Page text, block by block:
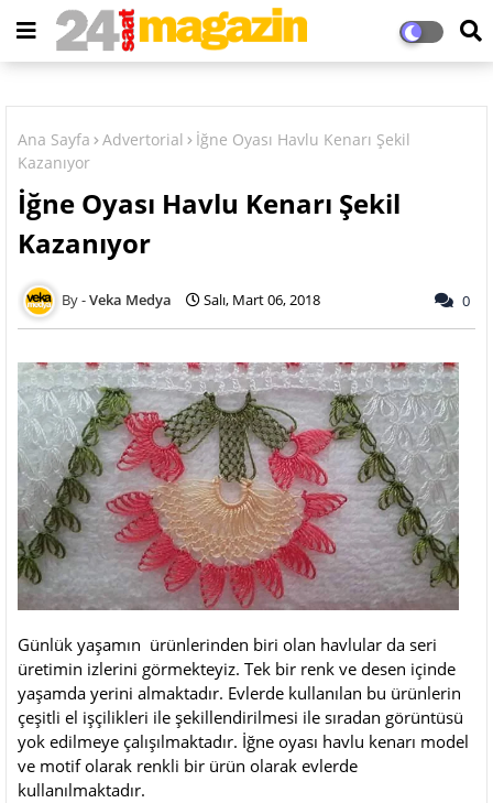
Ana Sayfa Advertorial
İğne Oyası Havlu Kenarı Şekil
Kazanıyor
İğne Oyası Havlu Kenarı Şekil
Kazanıyor
Veka Medya Salı, Mart 06, 2018 0
Günlük yaşamın ürünlerinden biri olan havlular da seri
üretimin izlerini görmekteyiz. Tek bir renk ve desen içinde
yaşamda yerini almaktadır. Evlerde kullanılan bu ürünlerin
çeşitli el işçilikleri ile şekillendirilmesi ile sıradan görüntüsü
yok edilmeye çalışılmaktadır. İğne oyası havlu kenarı model
ve motif olarak renkli bir ürün olarak evlerde
kullanılmaktadır.